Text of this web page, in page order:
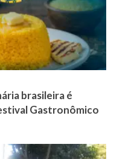
brasileira é
Gastronômico